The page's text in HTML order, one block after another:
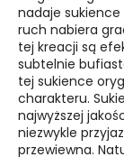
nadaje sukience
ruch nabiera
tej kreacji są
subtelnie
tej sukience
charakteru.
najwyższej
niezwykle
przewiewna.